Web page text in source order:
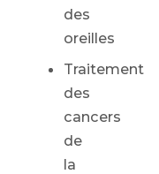
des
oreilles
Traitement
des
cancers
de
la